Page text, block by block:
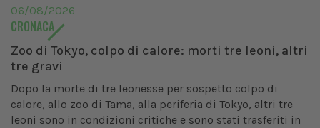
06/08/2026
CRONACA
Zoo di Tokyo, colpo di calore: morti tre leoni, altri
tre gravi
Dopo la morte di tre leonesse per sospetto colpo di
calore, allo zoo di Tama, alla periferia di Tokyo, altri tre
leoni sono in condizioni critiche e sono stati trasferiti in